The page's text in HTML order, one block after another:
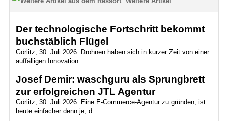
Der technologische Fortschritt bekommt
buchstäblich Flügel
Görlitz, 30. Juli 2026. Drohnen haben sich in kurzer Zeit von einer
auffälligen Innovation...
Josef Demir: waschguru als Sprungbrett
zur erfolgreichen JTL Agentur
Görlitz, 30. Juli 2026. Eine E-Commerce-Agentur zu gründen, ist
heute einfacher denn je, d...